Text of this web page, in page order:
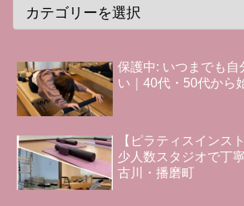
保護中: いつまでも自
い｜40代・50代から
【ピラティスインス
少人数スタジオで丁
古川・播磨町